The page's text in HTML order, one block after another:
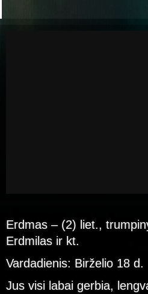
Erdmas – (2) liet.,
Erdmilas ir kt.
Vardadienis: Birželio 18 d.
Jus visi labai gerbia,